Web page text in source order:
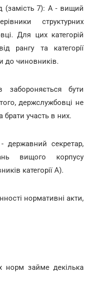
(замість 7): А - вищий
структурних
Для цих категорій
рангу та категорії
до чиновників.
забороняється бути
держслужбовці не
участь в них.
державний секретар,
вищого корпусу
категорії А).
нормативні акти,
норм займе декілька